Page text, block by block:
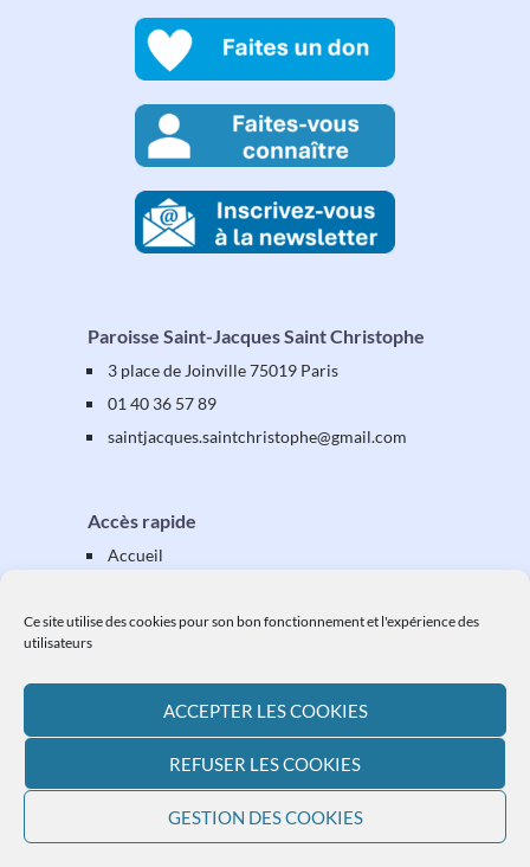
Ce site utilise des cookies pour son bon fonctionnement et l'expérience des
utilisateurs
ACCEPTER LES COOKIES
REFUSER LES COOKIES
GESTION DES COOKIES
Paroisse Saint-Jacques Saint Christophe
3 place de Joinville 75019 Paris
01 40 36 57 89
saintjacques.saintchristophe@gmail.com
Accès rapide
Accueil
Équipes & activités
Vos démarches
Ressources
L'actualité paroissiale
Plan du site